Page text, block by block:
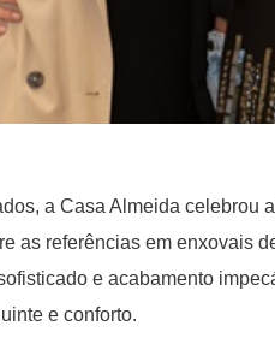
a Casa Almeida celebrou
as referências em enxovais
e acabamento
e conforto.